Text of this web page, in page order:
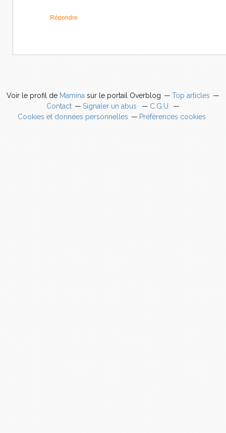
Répondre
Voir le profil de Mamina sur le portail Overblog
Top articles
Contact
Signaler un abus
C.G.U.
Cookies et données personnelles
Préférences cookies